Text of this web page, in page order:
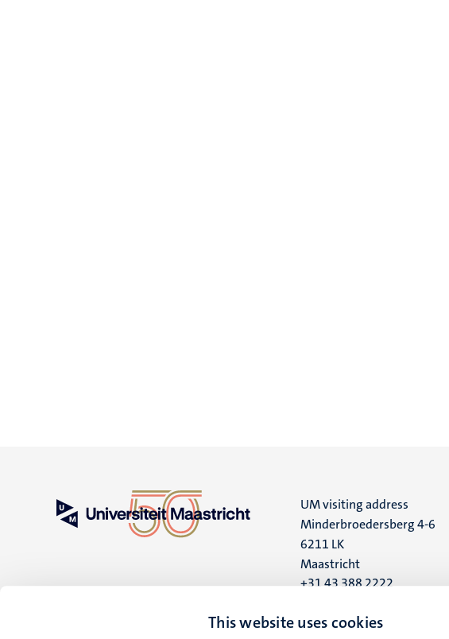
This website uses cookies
UM visiting address
Minderbroedersberg 4-6
6211 LK
Maastricht
+31 43 388 2222
UM postal address